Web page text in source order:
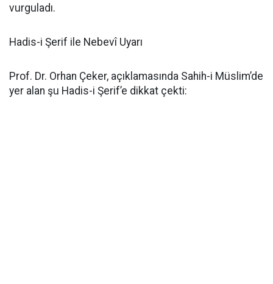
vurguladı.
Hadis-i Şerif ile Nebevî Uyarı
Prof. Dr. Orhan Çeker, açıklamasında Sahih-i Müslim’de
yer alan şu Hadis-i Şerif’e dikkat çekti: